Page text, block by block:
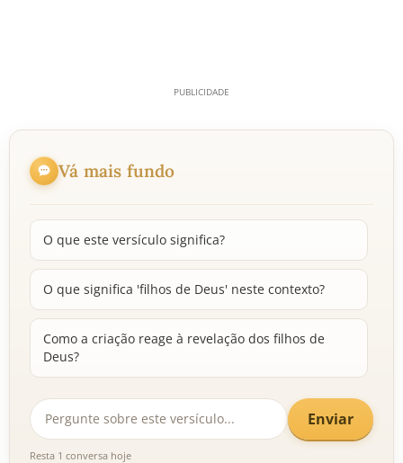
Vá mais fundo
O que este versículo significa?
O que significa 'filhos de Deus' neste contexto?
Como a criação reage à revelação dos filhos de
Deus?
Enviar
Resta 1 conversa hoje